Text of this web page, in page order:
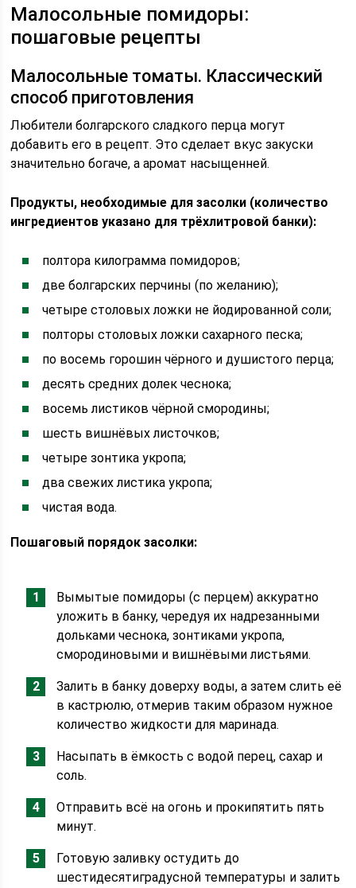
Малосольные помидоры:
пошаговые рецепты
Малосольные томаты. Классический
способ приготовления
Любители болгарского сладкого перца могут
добавить его в рецепт. Это сделает вкус закуски
значительно богаче, а аромат насыщенней.
Продукты, необходимые для засолки (количество
ингредиентов указано для трёхлитровой банки):
полтора килограмма помидоров;
две болгарских перчины (по желанию);
четыре столовых ложки не йодированной соли;
полторы столовых ложки сахарного песка;
по восемь горошин чёрного и душистого перца;
десять средних долек чеснока;
восемь листиков чёрной смородины;
шесть вишнёвых листочков;
четыре зонтика укропа;
два свежих листика укропа;
чистая вода.
Пошаговый порядок засолки:
Вымытые помидоры (с перцем) аккуратно
уложить в банку, чередуя их надрезанными
дольками чеснока, зонтиками укропа,
смородиновыми и вишнёвыми листьями.
Залить в банку доверху воды, а затем слить её
в кастрюлю, отмерив таким образом нужное
количество жидкости для маринада.
Насыпать в ёмкость с водой перец, сахар и
соль.
Отправить всё на огонь и прокипятить пять
минут.
Готовую заливку остудить до
шестидесятиградусной температуры и залить